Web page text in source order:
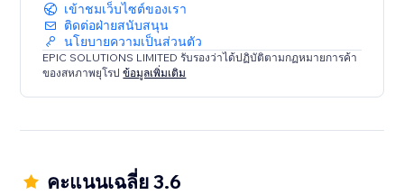
เข้าชมเว็บไซต์ของเรา
ติดต่อฝ่ายสนับสนุน
นโยบายความเป็นส่วนตัว
EPIC SOLUTIONS LIMITED รับรองว่าได้ปฏิบัติตามกฏหมายการค้า
ของสหภาพยุโรปข้อมูลเพิ่มเติม
คะแนนเฉลี่ย 3.6